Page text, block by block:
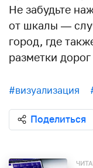
Не забудьте
от шкалы —
город, где
разметки
#визуализация
Поделиться